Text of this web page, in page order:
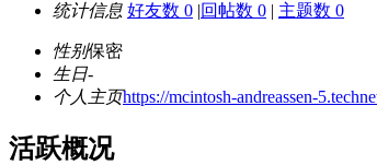
统计信息 好友数 0 |回帖数 0 | 主题数 0
性别保密
生日-
个人主页https://mcintosh-andreassen-
活跃概况